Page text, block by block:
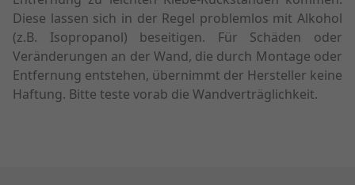
Diese lassen sich in der Regel problemlos mit Alkohol
(z.B. Isopropanol) beseitigen. Für Schäden oder
Veränderungen an der Wand, die durch Montage oder
Entfernung entstehen, übernimmt der Hersteller keine
Haftung. Bitte teste vorab die Wandverträglichkeit.